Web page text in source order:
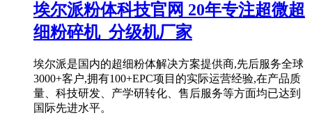
埃尔派粉体科技官网 20年专注超微超
细粉碎机_分级机厂家
埃尔派是国内的超细粉体解决方案提供商,先后服务全球
3000+客户,拥有100+EPC项目的实际运营经验,在产品质
量、科技研发、产学研转化、售后服务等方面均已达到
国际先进水平。